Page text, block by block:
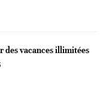
des vacances illimitées